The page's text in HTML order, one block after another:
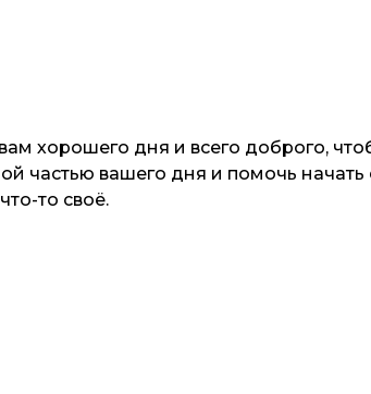
хорошего дня и всего доброго,
частью вашего дня и помочь
то своё.